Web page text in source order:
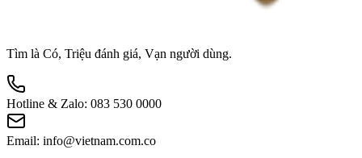
Tìm là Có, Triệu đánh giá, Vạn người dùng.
Hotline & Zalo: 083 530 0000
Email: info@vietnam.com.co